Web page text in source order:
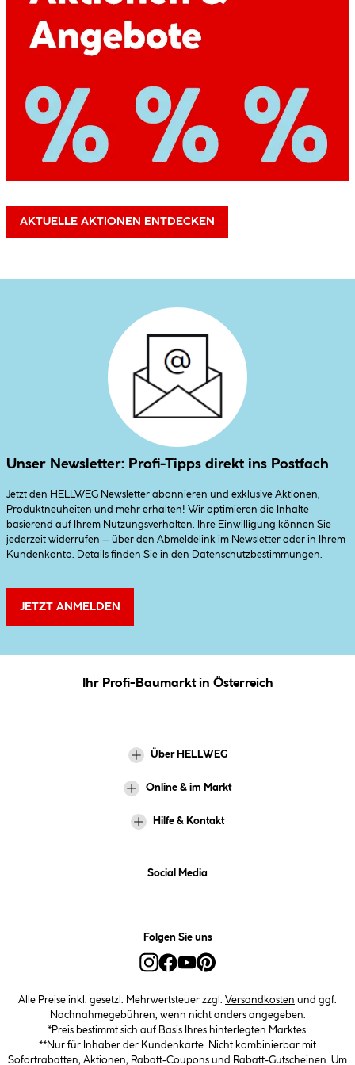
AKTUELLE AKTIONEN ENTDECKEN
Unser Newsletter: Profi-Tipps direkt ins Postfach
Jetzt den HELLWEG Newsletter abonnieren und exklusive Aktionen,
Produktneuheiten und mehr erhalten! Wir optimieren die Inhalte
basierend auf Ihrem Nutzungsverhalten. Ihre Einwilligung können Sie
jederzeit widerrufen – über den Abmeldelink im Newsletter oder in Ihrem
Kundenkonto. Details finden Sie in den Datenschutzbestimmungen.
JETZT ANMELDEN
Ihr Profi-Baumarkt in Österreich
Über HELLWEG
Online & im Markt
Hilfe & Kontakt
Social Media
Folgen Sie uns
Alle Preise inkl. gesetzl. Mehrwertsteuer zzgl. Versandkosten und ggf.
Nachnahmegebühren, wenn nicht anders angegeben.
*Preis bestimmt sich auf Basis Ihres hinterlegten Marktes.
**Nur für Inhaber der Kundenkarte. Nicht kombinierbar mit
Sofortrabatten, Aktionen, Rabatt-Coupons und Rabatt-Gutscheinen. Um